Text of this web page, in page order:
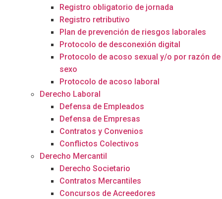
Registro obligatorio de jornada
Registro retributivo
Plan de prevención de riesgos laborales
Protocolo de desconexión digital
Protocolo de acoso sexual y/o por razón de
sexo
Protocolo de acoso laboral
Derecho Laboral
Defensa de Empleados
Defensa de Empresas
Contratos y Convenios
Conflictos Colectivos
Derecho Mercantil
Derecho Societario
Contratos Mercantiles
Concursos de Acreedores